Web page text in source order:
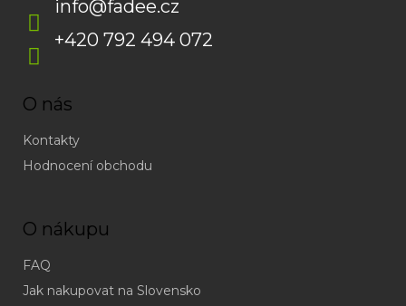
info@fadee.cz
+420 792 494 072
O nás
Kontakty
Hodnocení obchodu
O nákupu
FAQ
Jak nakupovat na Slovensko